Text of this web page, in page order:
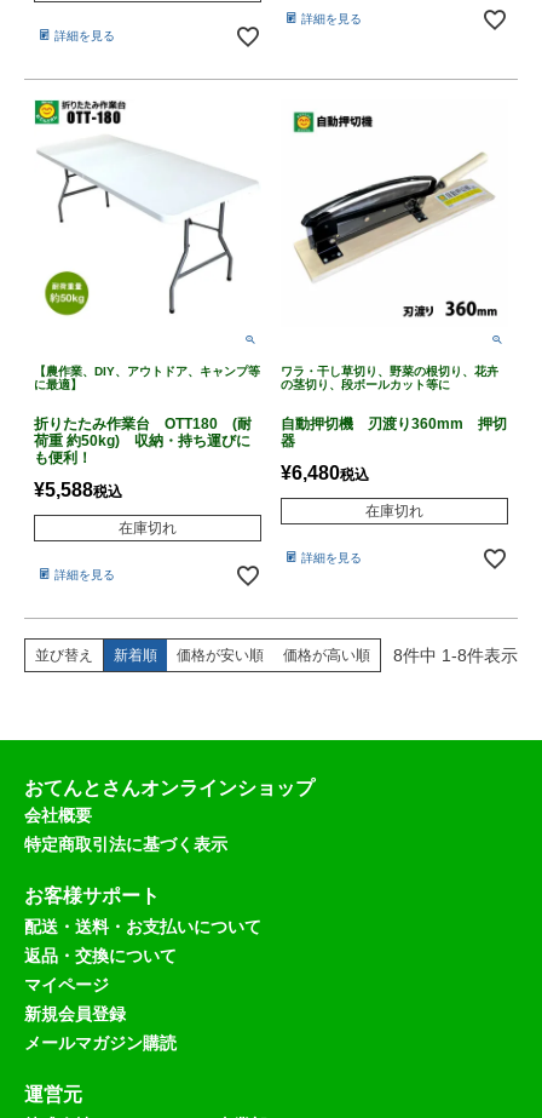
詳細を見る
詳細を見る
【農作業、DIY、アウトドア、キャンプ等
に最適】
折りたたみ作業台 OTT180 (耐
荷重 約50kg) 収納・持ち運びに
も便利！
¥5,588税込
在庫切れ
詳細を見る
ワラ・干し草切り、野菜の根切り、花卉
の茎切り、段ボールカット等に
自動押切機 刃渡り360mm 押切
器
¥6,480税込
在庫切れ
詳細を見る
並び替え 新着順 価格が安い順 価格が高い順 8件中 1-8件表示
おてんとさんオンラインショップ
会社概要
特定商取引法に基づく表示
お客様サポート
配送・送料・お支払いについて
返品・交換について
マイページ
新規会員登録
メールマガジン購読
運営元